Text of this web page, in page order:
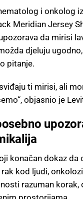
i onkolog
Meridian Jersey
da mirisi
djeluju
pitanje.
ti mirisi, ali
objasnio je
konačan dokaz da
kod ljudi,
razuman